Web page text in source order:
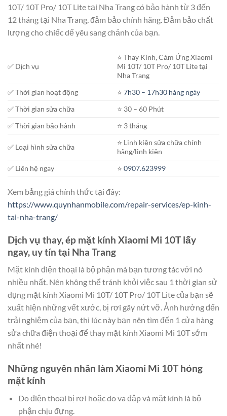
10T/ 10T Pro/ 10T Lite tại Nha Trang có bảo hành từ 3 đến
12 tháng tại Nha Trang, đảm bảo chính hãng. Đảm bảo chất
lượng cho chiếc dế yêu sang chảnh của bạn.
✅ Dịch vụ
⭐️ Thay Kính, Cảm Ứng Xiaomi
Mi 10T/ 10T Pro/ 10T Lite tại
Nha Trang
✅ Thời gian hoạt động
⭐️7h30 – 17h30 hàng ngày
✅ Thời gian sửa chữa
⭐️ 30 – 60 Phút
✅ Thời gian bảo hành
⭐️ 3 tháng
✅ Loại hình sửa chữa
⭐️ Linh kiện sửa chữa chính
hãng/linh kiện
✅ Liên hệ ngay
⭐️0907.623999
Xem bảng giá chính thức tại đây:
https://www.quynhanmobile.com/repair-services/ep-kinh-
tai-nha-trang/
Dịch vụ thay, ép mặt kính Xiaomi Mi 10T lấy
ngay, uy tín tại Nha Trang
Mặt kính điện thoại là bộ phận mà bạn tương tác với nó
nhiều nhất. Nên không thể tránh khỏi việc sau 1 thời gian sử
dụng mặt kính Xiaomi Mi 10T/ 10T Pro/ 10T Lite của bạn sẽ
xuất hiện những vết xước, bị rơi gây nứt vỡ. Ảnh hưởng đến
trải nghiệm của bạn, thì lúc này bạn nên tìm đến 1 cửa hàng
sửa chữa điện thoại để thay mặt kính Xiaomi Mi 10T sớm
nhất nhé!
Những nguyên nhân làm Xiaomi Mi 10T hỏng
mặt kính
Do điện thoại bị rơi hoặc do va đập và mặt kính là bộ
phận chịu đựng.